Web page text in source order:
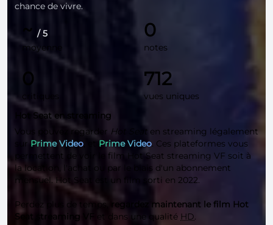
chance de vivre.
~ / 5
moyenne
0
notes
0
critiques
712
vues uniques
Hot Seat en streaming
Vous pouvez regarder Hot Seat en streaming légalement
sur Prime Video Prime Video. Ces plateformes vous
permettent de voir le film Hot Seat streaming VF soit à
la location, l'achat ou par le biais d'un abonnement
mensuel. Hot Seat est un film sorti en 2022.
Perdez plus de temps,
regardez maintenant le film Hot
Seat streaming VF
et dans une qualité HD.